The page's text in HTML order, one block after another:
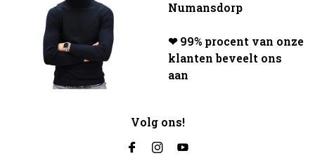
Numansdorp
❤ 99% procent van onze
klanten beveelt ons
aan
Volg ons!